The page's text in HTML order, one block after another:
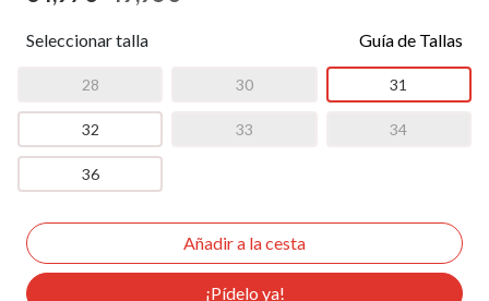
Seleccionar talla Guía de Tallas
28 30 31
32 33 34
36
¡Pídelo ya!